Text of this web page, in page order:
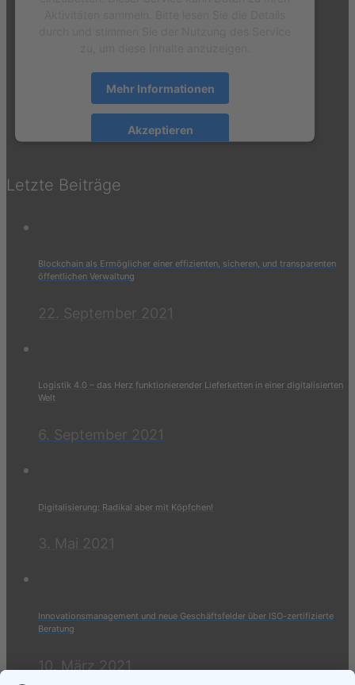
Mehr Informationen
Akzeptieren
Letzte Beiträge
Blockchain als Ermöglicher einer effizienten, sicheren, und transparenten
öffentlichen Verwaltung
22. September 2021
Logistik 4.0 – das Herz funktionierender Lieferketten in einer digitalisierten
Welt
6. September 2021
Digitalisierung: Radikal aber mit Köpfchen!
3. Mai 2021
Innovationsmanagement und neue Geschäftsfelder über ISO-zertifizierte
Beratung
10. März 2021